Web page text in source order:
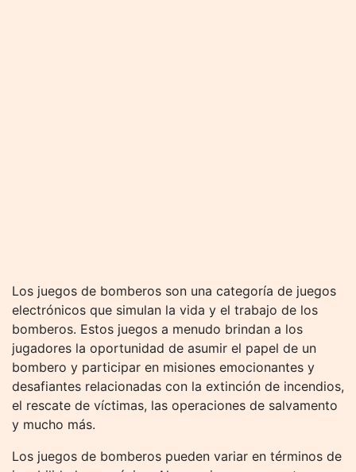
Los juegos de bomberos son una categoría de juegos
electrónicos que simulan la vida y el trabajo de los
bomberos. Estos juegos a menudo brindan a los
jugadores la oportunidad de asumir el papel de un
bombero y participar en misiones emocionantes y
desafiantes relacionadas con la extinción de incendios,
el rescate de víctimas, las operaciones de salvamento
y mucho más.
Los juegos de bomberos pueden variar en términos de